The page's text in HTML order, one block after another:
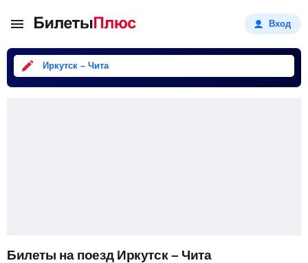
Вход
Иркутск – Чита
Билеты на поезд Иркутск – Чита